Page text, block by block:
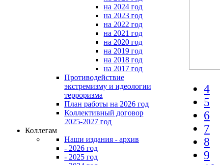
на 2024 год
на 2023 год
на 2022 год
на 2021 год
на 2020 год
на 2019 год
на 2018 год
на 2017 год
Противодействие
экстремизму и идеологии
терроризма
План работы на 2026 год
Коллективный договор
2025-2027 год
Коллегам
Наши издания - архив
- 2026 год
- 2025 год
4
5
6
7
8
9